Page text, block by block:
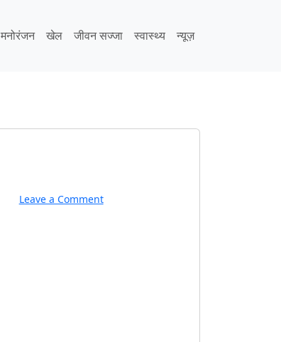
मनोरंजन खेल जीवन सज्जा स्वास्थ्य न्यूज़
Leave a Comment